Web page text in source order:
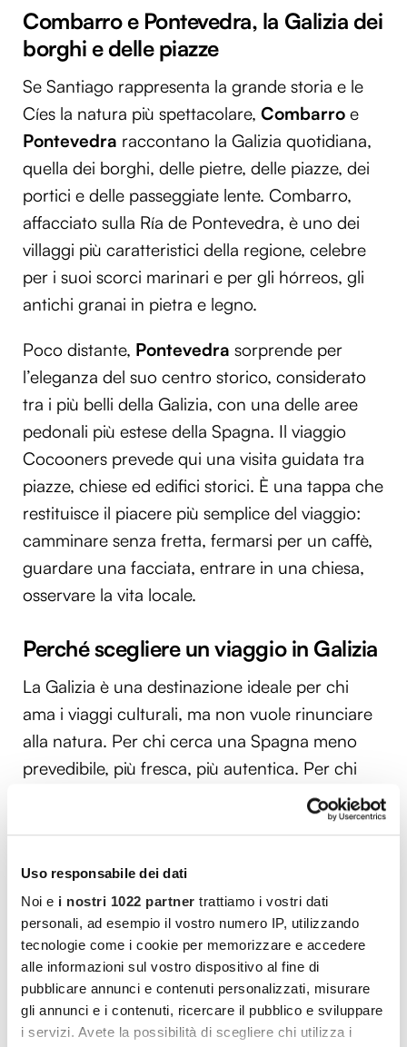
Uso responsabile dei dati
Noi e i nostri 1022 partner trattiamo i vostri dati
personali, ad esempio il vostro numero IP, utilizzando
tecnologie come i cookie per memorizzare e accedere
alle informazioni sul vostro dispositivo al fine di
pubblicare annunci e contenuti personalizzati, misurare
gli annunci e i contenuti, ricercare il pubblico e sviluppare
i servizi. Avete la possibilità di scegliere chi utilizza i
Combarro e Pontevedra, la Galizia dei
borghi e delle piazze
Se Santiago rappresenta la grande storia e le
Cíes la natura più spettacolare, Combarro e
Pontevedra raccontano la Galizia quotidiana,
quella dei borghi, delle pietre, delle piazze, dei
portici e delle passeggiate lente. Combarro,
affacciato sulla Ría de Pontevedra, è uno dei
villaggi più caratteristici della regione, celebre
per i suoi scorci marinari e per gli hórreos, gli
antichi granai in pietra e legno.
Poco distante, Pontevedra sorprende per
l’eleganza del suo centro storico, considerato
tra i più belli della Galizia, con una delle aree
pedonali più estese della Spagna. Il viaggio
Cocooners prevede qui una visita guidata tra
piazze, chiese ed edifici storici. È una tappa che
restituisce il piacere più semplice del viaggio:
camminare senza fretta, fermarsi per un caffè,
guardare una facciata, entrare in una chiesa,
osservare la vita locale.
Perché scegliere un viaggio in Galizia
La Galizia è una destinazione ideale per chi
ama i viaggi culturali, ma non vuole rinunciare
alla natura. Per chi cerca una Spagna meno
prevedibile, più fresca, più autentica. Per chi
desidera un itinerario capace di alternare città
storiche, borghi marinari, paesaggi costieri,
contemplazione.
È anche una meta perfetta per viaggiare fuori
dagli stereotipi: qui non si viene per “vedere
tutto”, ma per entrare in un ritmo diverso. La
Galizia chiede attenzione. Va ascoltata nel
vento, assaggiata nei piatti di mare, osservata